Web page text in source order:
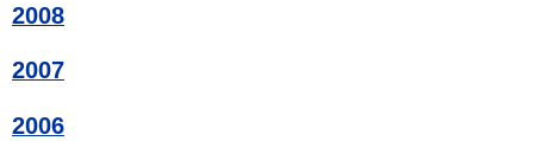
2008
2007
2006